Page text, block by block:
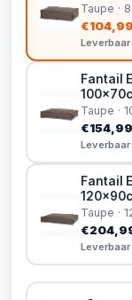
Taupe ·
€104,99
Leverbaar
Fantail
Taupe ·
€154,99
Leverbaar
Fantail
Taupe ·
Leverbaar